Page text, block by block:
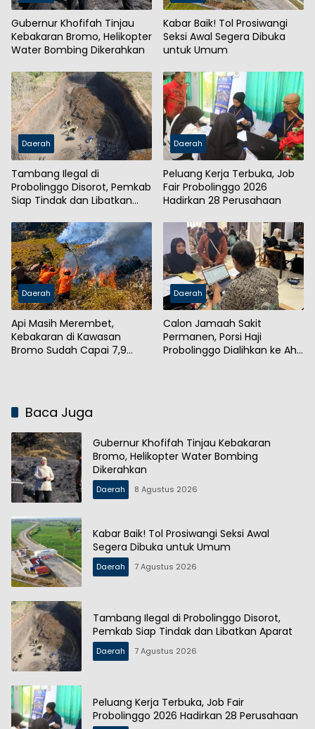
Gubernur Khofifah Tinjau
Kebakaran Bromo, Helikopter
Water Bombing Dikerahkan
Kabar Baik! Tol Prosiwangi
Seksi Awal Segera Dibuka
untuk Umum
Daerah
Tambang Ilegal di
Probolinggo Disorot, Pemkab
Siap Tindak dan Libatkan
Daerah
Peluang Kerja Terbuka, Job
Fair Probolinggo 2026
Hadirkan 28 Perusahaan
Daerah
Api Masih Merembet,
Kebakaran di Kawasan
Bromo Sudah Capai 7,9
Daerah
Calon Jamaah Sakit
Permanen, Porsi Haji
Probolinggo Dialihkan ke Ahli
Baca Juga
Gubernur Khofifah Tinjau Kebakaran
Bromo, Helikopter Water Bombing
Dikerahkan
Daerah 8 Agustus 2026
Kabar Baik! Tol Prosiwangi Seksi Awal
Segera Dibuka untuk Umum
Daerah 7 Agustus 2026
Tambang Ilegal di Probolinggo Disorot,
Pemkab Siap Tindak dan Libatkan Aparat
Daerah 7 Agustus 2026
Peluang Kerja Terbuka, Job Fair
Probolinggo 2026 Hadirkan 28 Perusahaan